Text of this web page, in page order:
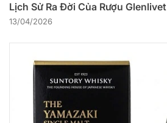
Lịch Sử Ra Đời Của Rượu Glenlivet
13/04/2026